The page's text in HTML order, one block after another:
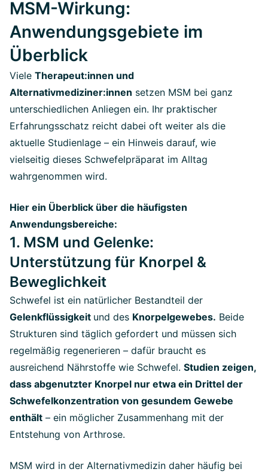
MSM-Wirkung:
Anwendungsgebiete im
Überblick
Viele Therapeut:innen und
Alternativmediziner:innen setzen MSM bei ganz
unterschiedlichen Anliegen ein. Ihr praktischer
Erfahrungsschatz reicht dabei oft weiter als die
aktuelle Studienlage – ein Hinweis darauf, wie
vielseitig dieses Schwefelpräparat im Alltag
wahrgenommen wird.
Hier ein Überblick über die häufigsten
Anwendungsbereiche:
1. MSM und Gelenke:
Unterstützung für Knorpel &
Beweglichkeit
Schwefel ist ein natürlicher Bestandteil der
Gelenkflüssigkeit und des Knorpelgewebes. Beide
Strukturen sind täglich gefordert und müssen sich
regelmäßig regenerieren – dafür braucht es
ausreichend Nährstoffe wie Schwefel. Studien zeigen,
dass abgenutzter Knorpel nur etwa ein Drittel der
Schwefelkonzentration von gesundem Gewebe
enthält – ein möglicher Zusammenhang mit der
Entstehung von Arthrose.
MSM wird in der Alternativmedizin daher häufig bei